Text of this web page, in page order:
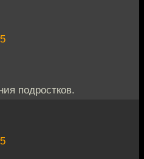
подростков.